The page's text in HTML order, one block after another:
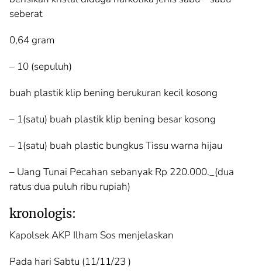
seberat
0,64 gram
– 10 (sepuluh)
buah plastik klip bening berukuran kecil kosong
– 1(satu) buah plastik klip bening besar kosong
– 1(satu) buah plastic bungkus Tissu warna hijau
– Uang Tunai Pecahan sebanyak Rp 220.000._(dua
ratus dua puluh ribu rupiah)
kronologis:
Kapolsek AKP Ilham Sos menjelaskan
Pada hari Sabtu (11/11/23 )